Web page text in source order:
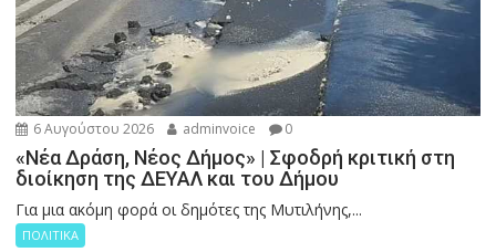
6 Αυγούστου 2026 adminvoice 0
«Νέα Δράση, Νέος Δήμος» | Σφοδρή κριτική στη
διοίκηση της ΔΕΥΑΛ και του Δήμου
Για μια ακόμη φορά οι δημότες της Μυτιλήνης,...
ΠΟΛΙΤΙΚΑ